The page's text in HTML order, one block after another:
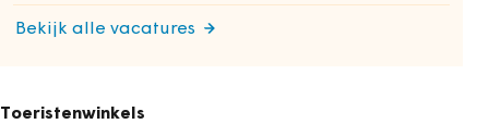
Bekijk alle vacatures
Toeristenwinkels